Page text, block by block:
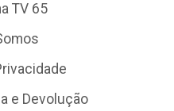
TV 65
e Devolução